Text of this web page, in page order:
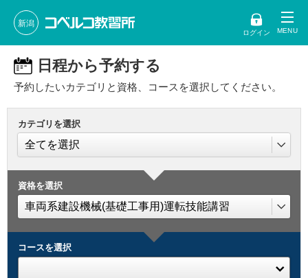
新潟
ログイン
日程から予約する
予約したいカテゴリと資格、コースを選択してください。
カテゴリを選択
資格を選択
コースを選択